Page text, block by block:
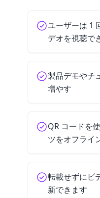
ユーザーは 1
デオを視聴で
製品デモやチ
増やす
QR コードを
ツをオフライ
転載せずにビ
新できます